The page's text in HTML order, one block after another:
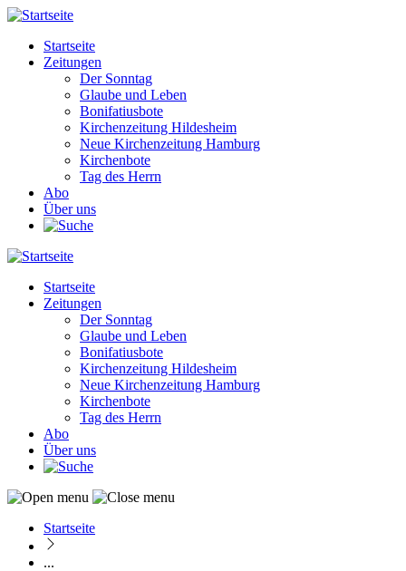
Direkt
Inhalt
Main
navigation
Startseite
Zeitungen
Der Sonntag
Glaube und Leben
Bonifatiusbote
Kirchenzeitung Hildesheim
Neue Kirchenzeitung Hamburg
Kirchenbote
Tag des Herrn
Abo
Über uns
Main
navigation
Startseite
Zeitungen
Der Sonntag
Glaube und Leben
Bonifatiusbote
Kirchenzeitung Hildesheim
Neue Kirchenzeitung Hamburg
Kirchenbote
Tag des Herrn
Abo
Über uns
Pfadnavigation
Startseite
...